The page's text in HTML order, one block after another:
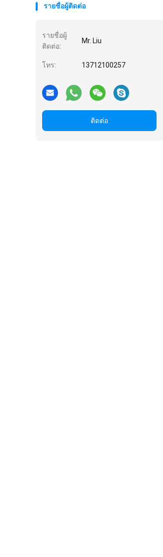
รายชื่อผู้ติดต่อ
รายชื่อผู้
ติดต่อ:
Mr. Liu
โทร: 13712100257
ติดต่อ